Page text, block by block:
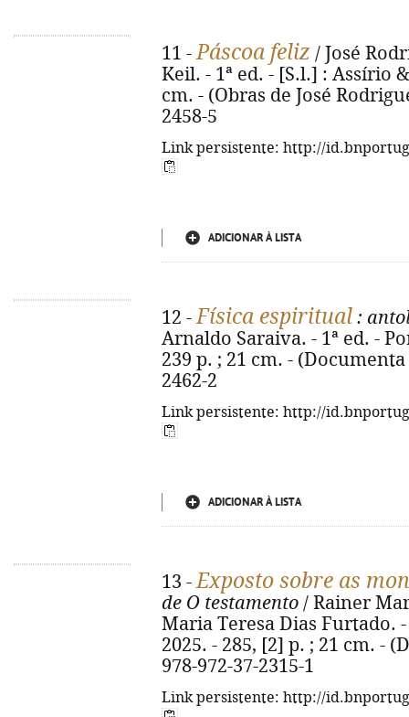
11 -Páscoa feliz / José
Keil. - 1ª ed. - [S.l.] : Assírio
cm. - (Obras de José
2458-5
Link persistente: http://
ADICIONAR À LISTA
12 -Física espiritual :
Arnaldo Saraiva. - 1ª ed. -
239 p. ; 21 cm. -
2462-2
Link persistente: http://
ADICIONAR À LISTA
13 -Exposto sobre as
de O testamento / Rainer
Maria Teresa Dias Furtado.
2025. - 285, [2] p. ; 21 cm. -
978-972-37-2315-1
Link persistente: http://